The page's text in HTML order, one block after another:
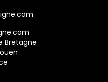
Bretagne